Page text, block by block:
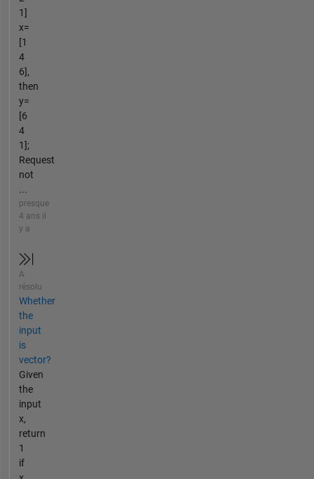
1]
x=
[1
4
6],
then
y=
[6
4
1];
Request
not
...
presque
4 ans il
y a
A
résolu
Whether
the
input
is
vector?
Given
the
input
x,
return
1
if